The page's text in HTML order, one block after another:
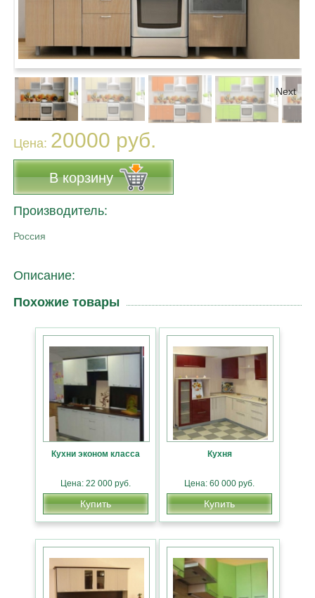
Next
Цена: 20000 руб.
В корзину
Производитель:
Россия
Описание:
Похожие товары
Кухни эконом класса
Цена: 22 000 руб.
Купить
Кухня
Цена: 60 000 руб.
Купить